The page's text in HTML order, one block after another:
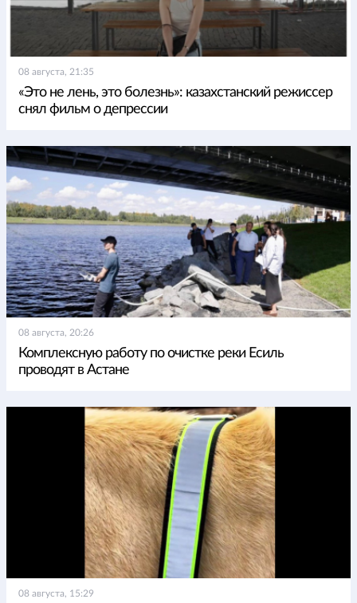
08 августа, 21:35
«Это не лень, это болезнь»: казахстанский режиссер
снял фильм о депрессии
08 августа, 20:26
Комплексную работу по очистке реки Есиль
проводят в Астане
08 августа, 15:29